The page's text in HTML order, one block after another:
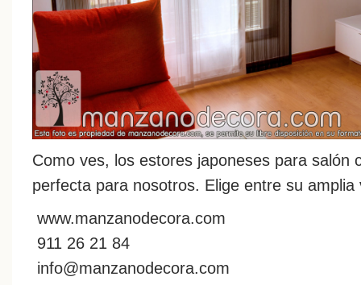
Como ves, los estores japoneses para salón
perfecta para nosotros. Elige entre su
www.manzanodecora.com
911 26 21 84
info@manzanodecora.com